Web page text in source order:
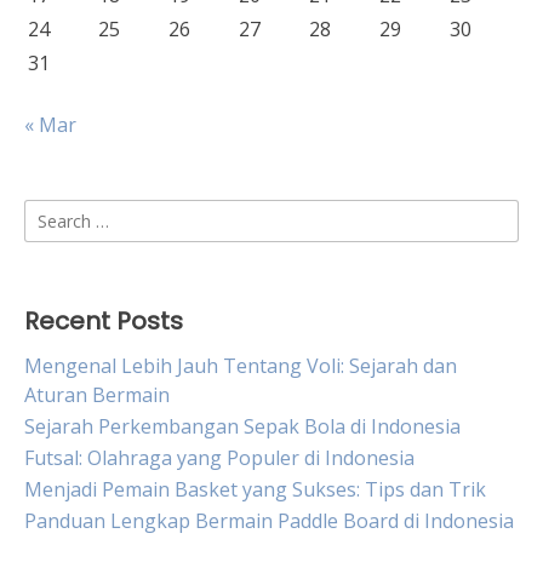
24
25 26 27 28 29
30
31
« Mar
Search
for:
Recent Posts
Mengenal Lebih Jauh Tentang Voli: Sejarah dan
Aturan Bermain
Sejarah Perkembangan Sepak Bola di Indonesia
Futsal: Olahraga yang Populer di Indonesia
Menjadi Pemain Basket yang Sukses: Tips dan Trik
Panduan Lengkap Bermain Paddle Board di Indonesia